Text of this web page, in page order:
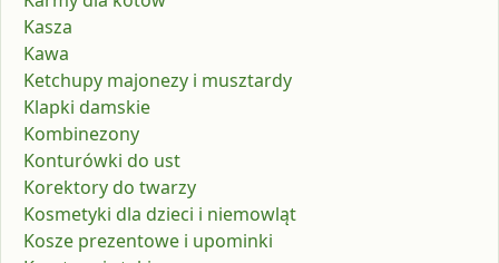
Kasza
Kawa
Ketchupy majonezy i musztardy
Klapki damskie
Kombinezony
Konturówki do ust
Korektory do twarzy
Kosmetyki dla dzieci i niemowląt
Kosze prezentowe i upominki